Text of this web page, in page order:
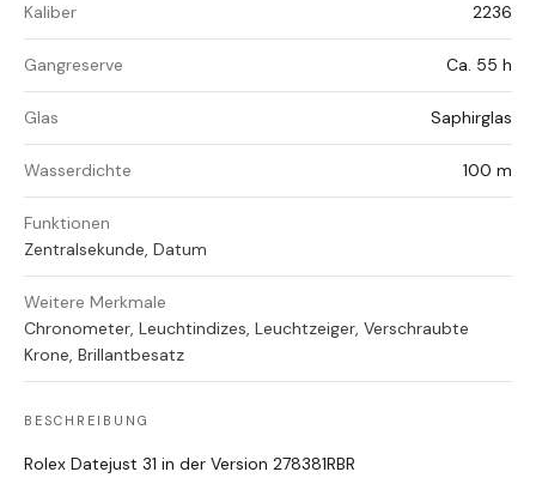
Kaliber 2236
Gangreserve Ca. 55 h
Glas Saphirglas
Wasserdichte 100 m
Funktionen
Zentralsekunde, Datum
Weitere Merkmale
Chronometer, Leuchtindizes, Leuchtzeiger, Verschraubte
Krone, Brillantbesatz
BESCHREIBUNG
Rolex Datejust 31 in der Version 278381RBR